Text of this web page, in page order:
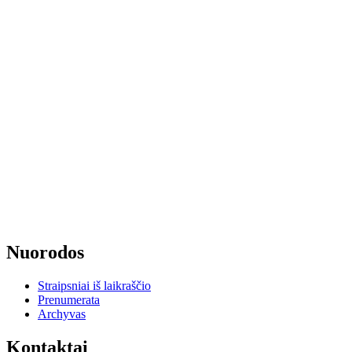
Nuorodos
Straipsniai iš laikraščio
Prenumerata
Archyvas
Kontaktai